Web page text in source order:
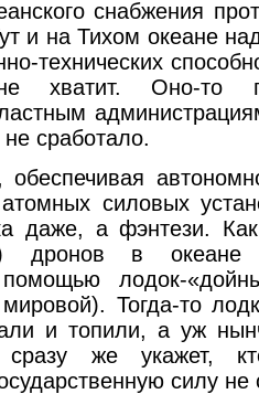
снабжения
и на Тихом океане
технических
хватит. Оно-то
сработало.
силовых
даже, а фэнтези.
дронов в океане
лодок-
Тогда-то
и топили, а уж
сразу же укажет,
силу